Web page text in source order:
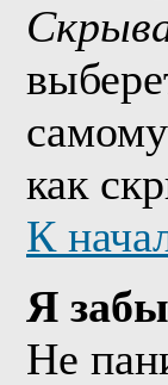
как
К
Я
Не